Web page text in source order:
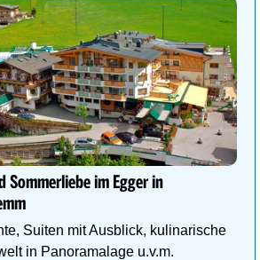
Sommerliebe im Egger in
Suiten mit Ausblick, kulinarische
in Panoramalage u.v.m.